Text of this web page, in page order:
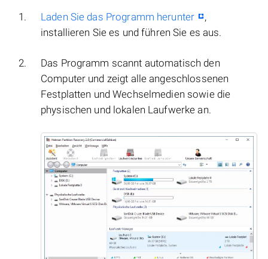
Laden Sie das Programm herunter
,
installieren Sie es und führen Sie es aus.
Das Programm scannt automatisch den
Computer und zeigt alle angeschlossenen
Festplatten und Wechselmedien sowie die
physischen und lokalen Laufwerke an.